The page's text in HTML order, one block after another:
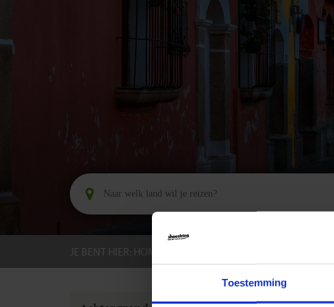
Toestemming
JE BENT HIER: HOME
GROEPSREIZEN